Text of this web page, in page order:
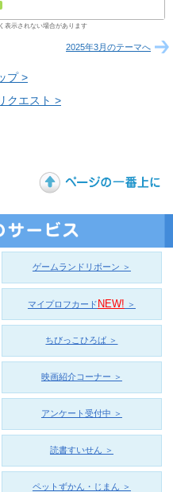
2025年3月のテーマへ
プ >
クエスト >
ゲームランドリボーン ＞
マイプロフカードNEW! ＞
ちびっこひろば ＞
映画紹介コーナー ＞
アンケート受付中 ＞
読書すいせん ＞
ペットずかん・じまん ＞